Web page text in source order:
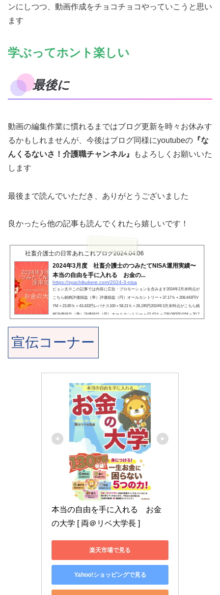
ンにしつつ、動画作成をチョコチョコやっていこうと思い
ます
学ぶってホント楽しい
最後に
動画の編集作業に慣れるまではブログ更新を時々お休みす
るかもしれませんが、今後はブログ同様にyoutubeの 『な
んくるないさ！介護職チャンネル』
もよろしくお願いいた
します
最後まで読んでいただき、ありがとうございました
良かったら他の記事も読んでくれたら嬉しいです！
社畜介護士の日常あれこれブログ2024.04.06
2024年3月度 社畜介護士のつみたてNISA運用実績〜
本当の自由を手に入れる お金の...
https://syachikukere.com/2024-3-nisa
ピョン太※この記事では内容に広告・プロモーションを含みます2024年2月末時点が
こちら銘柄評価損益（率）評価損益（円）オールカントリー＋37.17％＋208,443円V
YM＋23.85％＋43,433円レバナス100＋58.21％＋26,195円2024年3月末時点がこちら銘
柄評価損益（率）評価損益（円）オールカントリー＋42.43％＋239,080円VYM＋30.7
えたほうがいいかなやまちんまあ買い増すお金がな...
宣伝コーナー
本当の自由を手に入れる　お金
の大学 [ 両＠リベ大学長 ]
楽天市場で見る
Yahoo!ショッピングで見る